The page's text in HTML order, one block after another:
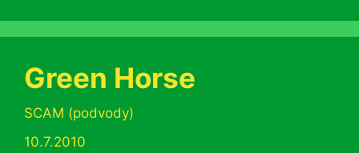
Green Horse
Rubriky
SCAM (podvody)
10.7.2010